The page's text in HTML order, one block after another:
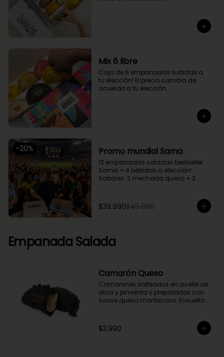
Mix 6 libre
Caja de 6 empanadas surtidas a
tu elección! El precio cambia de
acuerdo a tu elección.
-20% Promo mundial Sama
12 empanadas saladas bestseller
Sama + 4 bebidas a elección!
Sabores: 2 mechada queso + 2
palmitos
$39.990$49.880
Empanada Salada
Camarón Queso
Camarones salteados en aceite de
oliva y pimienta y preparados con
suave queso mantecoso. Envuelto
$3.990